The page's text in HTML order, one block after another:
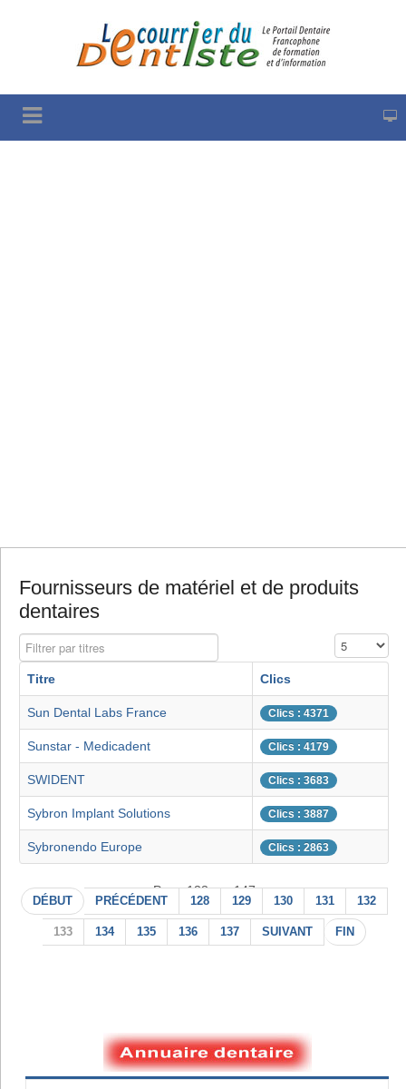
Fournisseurs de matériel et de produits
dentaires
Filtrer par titres Affichage #
Titre Clics
Sun Dental Labs France Clics : 4371
Sunstar - Medicadent Clics : 4179
SWIDENT Clics : 3683
Sybron Implant Solutions Clics : 3887
Sybronendo Europe Clics : 2863
Page 133 sur 147
DÉBUT PRÉCÉDENT 128 129 130 131 132
133 134 135 136 137 SUIVANT FIN